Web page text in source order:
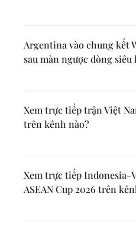
Argentina vào chung kết
sau màn ngược dòng
Xem trực tiếp trận Việt
trên kênh nào?
Xem trực tiếp Indonesia-
ASEAN Cup 2026 trên